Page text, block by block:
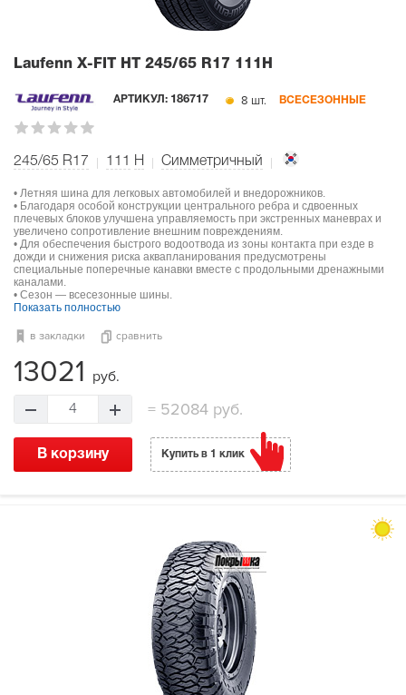
Laufenn X-FIT HT 245/65 R17 111H
АРТИКУЛ: 186717 8 шт. ВСЕСЕЗОННЫЕ
245/65 R17 111 H Симметричный
• Летняя шина для легковых автомобилей и внедорожников.
• Благодаря особой конструкции центрального ребра и сдвоенных
плечевых блоков улучшена управляемость при экстренных маневрах и
увеличено сопротивление внешним повреждениям.
• Для обеспечения быстрого водоотвода из зоны контакта при езде в
дожди и снижения риска аквапланирования предусмотрены
специальные поперечные канавки вместе с продольными дренажными
каналами.
• Сезон — всесезонные шины.
Показать полностью
в закладки сравнить
13021 руб.
4 = 52084 руб.
В корзину Купить в 1 клик